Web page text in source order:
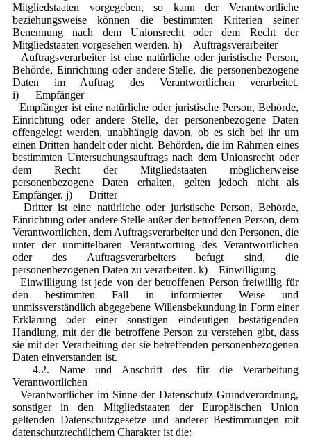
Mitgliedstaaten vorgegeben, so kann der Verantwortliche
beziehungsweise können die bestimmten Kriterien seiner
Benennung nach dem Unionsrecht oder dem Recht der
Mitgliedstaaten vorgesehen werden. h) Auftragsverarbeiter
Auftragsverarbeiter ist eine natürliche oder juristische Person,
Behörde, Einrichtung oder andere Stelle, die personenbezogene
Daten im Auftrag des Verantwortlichen verarbeitet.
i) Empfänger
Empfänger ist eine natürliche oder juristische Person, Behörde,
Einrichtung oder andere Stelle, der personenbezogene Daten
offengelegt werden, unabhängig davon, ob es sich bei ihr um
einen Dritten handelt oder nicht. Behörden, die im Rahmen eines
bestimmten Untersuchungsauftrags nach dem Unionsrecht oder
dem Recht der Mitgliedstaaten möglicherweise
personenbezogene Daten erhalten, gelten jedoch nicht als
Empfänger. j) Dritter
Dritter ist eine natürliche oder juristische Person, Behörde,
Einrichtung oder andere Stelle außer der betroffenen Person, dem
Verantwortlichen, dem Auftragsverarbeiter und den Personen, die
unter der unmittelbaren Verantwortung des Verantwortlichen
oder des Auftragsverarbeiters befugt sind, die
personenbezogenen Daten zu verarbeiten. k) Einwilligung
Einwilligung ist jede von der betroffenen Person freiwillig für
den bestimmten Fall in informierter Weise und
unmissverständlich abgegebene Willensbekundung in Form einer
Erklärung oder einer sonstigen eindeutigen bestätigenden
Handlung, mit der die betroffene Person zu verstehen gibt, dass
sie mit der Verarbeitung der sie betreffenden personenbezogenen
Daten einverstanden ist.
4.2. Name und Anschrift des für die Verarbeitung
Verantwortlichen
Verantwortlicher im Sinne der Datenschutz-Grundverordnung,
sonstiger in den Mitgliedstaaten der Europäischen Union
geltenden Datenschutzgesetze und anderer Bestimmungen mit
datenschutzrechtlichem Charakter ist die: